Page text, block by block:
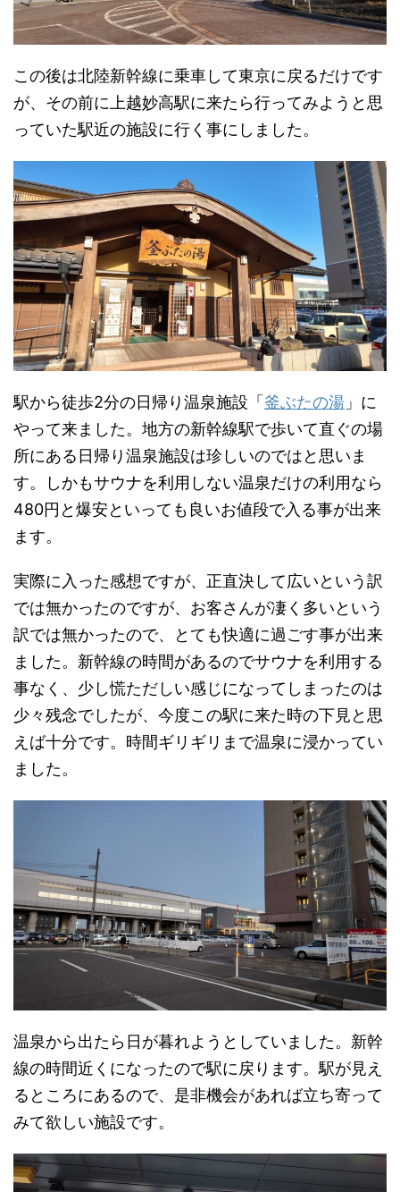
この後は北陸新幹線に乗車して東京に戻るだけです
が、その前に上越妙高駅に来たら行ってみようと思
っていた駅近の施設に行く事にしました。
駅から徒歩2分の日帰り温泉施設「 釜ぶたの湯 」に
やって来ました。地方の新幹線駅で歩いて直ぐの場
所にある日帰り温泉施設は珍しいのではと思いま
す。しかもサウナを利用しない温泉だけの利用なら
480円と爆安といっても良いお値段で入る事が出来
ます。
実際に入った感想ですが、正直決して広いという訳
では無かったのですが、お客さんが凄く多いという
訳では無かったので、とても快適に過ごす事が出来
ました。新幹線の時間があるのでサウナを利用する
事なく、少し慌ただしい感じになってしまったのは
少々残念でしたが、今度この駅に来た時の下見と思
えば十分です。時間ギリギリまで温泉に浸かってい
ました。
温泉から出たら日が暮れようとしていました。新幹
線の時間近くになったので駅に戻ります。駅が見え
るところにあるので、是非機会があれば立ち寄って
みて欲しい施設です。